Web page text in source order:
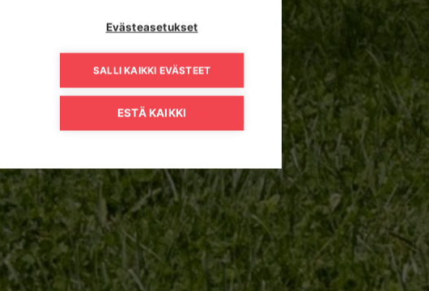
Evästeasetukset
SALLI KAIKKI EVÄSTEET
ESTÄ KAIKKI